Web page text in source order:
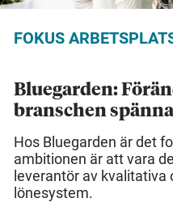
FOKUS
Bluegarden:
branschen
Hos Bluegarden är det
ambitionen är att vara
leverantör av
lönesystem.